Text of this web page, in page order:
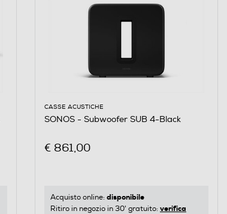
CASSE ACUSTICHE
SONOS - Subwoofer SUB 4-Black
€ 861,00
Acquisto online: disponibile
Ritiro in negozio in 30' gratuito: verifica